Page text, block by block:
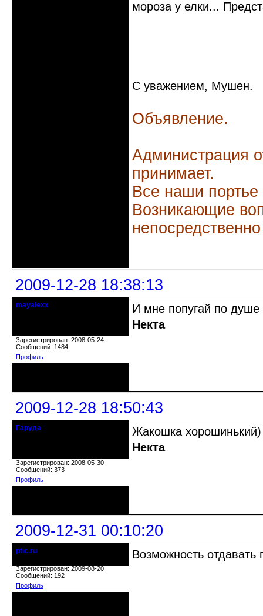
мороза у елки...
С уважением, Мушен.
Объявление.
Администрация
принимает.
Все наши
Возникающие
2009-12-28 18:38:13
mayalexx
Зарегистрирован: 2008-05-24
Сообщений: 1484
Профиль
И мне попугай по
Некта
2009-12-28 18:50:43
Гаруда
Зарегистрирован: 2008-05-30
Сообщений: 373
Профиль
Жакошка хорошинький)
Некта
2009-12-31 00:10:20
ptic.ru
Зарегистрирован: 2009-08-20
Сообщений: 192
Профиль
Возможность отдавать